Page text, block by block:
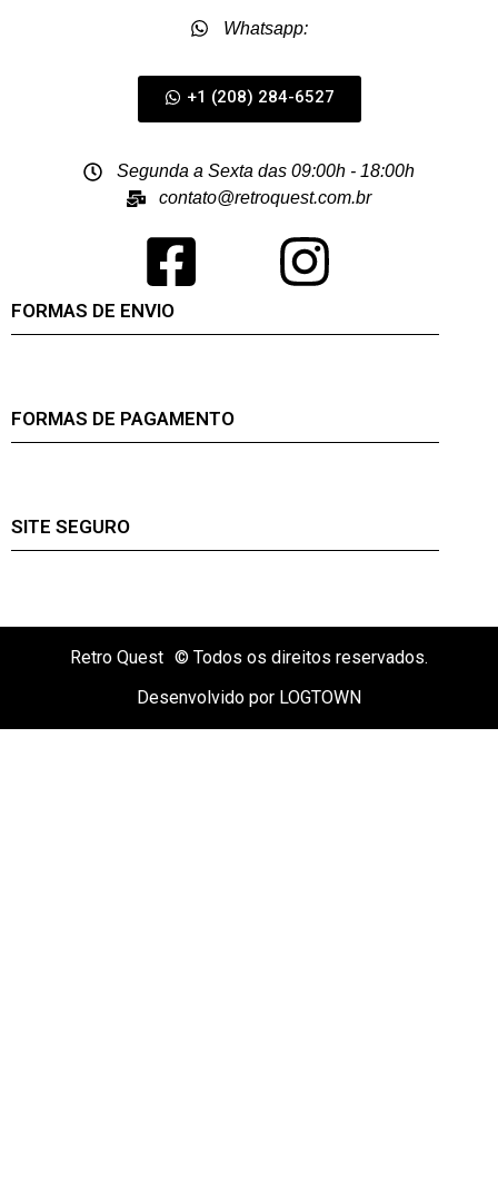
Whatsapp:
+1 (208) 284-6527
Segunda a Sexta das 09:00h - 18:00h
contato@retroquest.com.br
FORMAS DE ENVIO
FORMAS DE PAGAMENTO
SITE SEGURO
Retro Quest © Todos os direitos reservados.
Desenvolvido por LOGTOWN